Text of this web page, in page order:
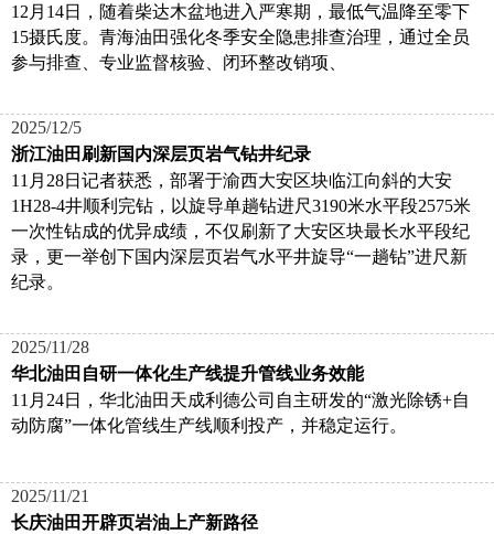
12月14日，随着柴达木盆地进入严寒期，最低气温降至零下
15摄氏度。青海油田强化冬季安全隐患排查治理，通过全员
参与排查、专业监督核验、闭环整改销项、
2025/12/5
浙江油田刷新国内深层页岩气钻井纪录
11月28日记者获悉，部署于渝西大安区块临江向斜的大安
1H28-4井顺利完钻，以旋导单趟钻进尺3190米水平段2575米
一次性钻成的优异成绩，不仅刷新了大安区块最长水平段纪
录，更一举创下国内深层页岩气水平井旋导“一趟钻”进尺新
纪录。
2025/11/28
华北油田自研一体化生产线提升管线业务效能
11月24日，华北油田天成利德公司自主研发的“激光除锈+自
动防腐”一体化管线生产线顺利投产，并稳定运行。
2025/11/21
长庆油田开辟页岩油上产新路径